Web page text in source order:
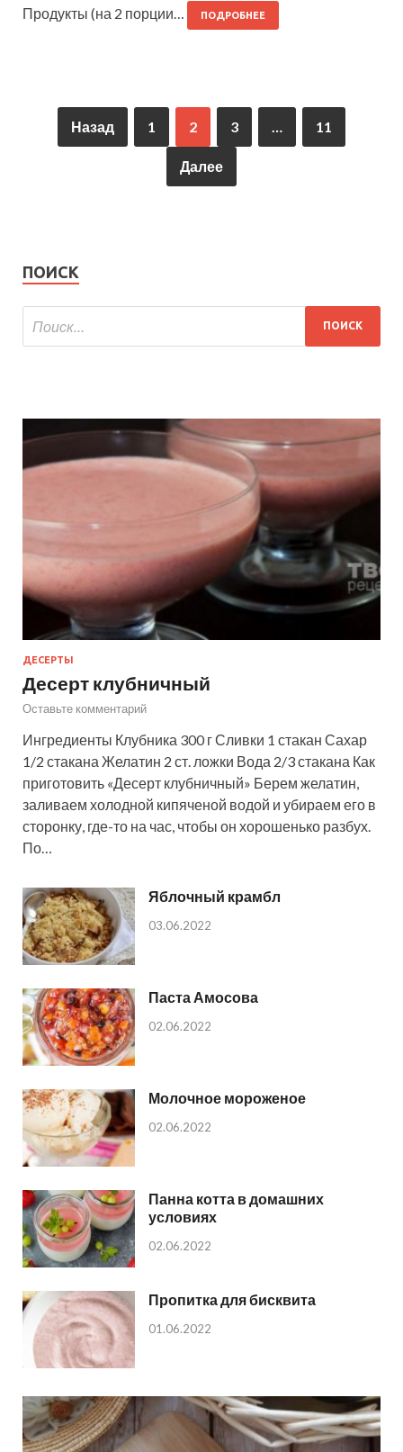
Продукты (на 2 порции… ПОДРОБНЕЕ
Назад 1 2 3 … 11
Далее
ПОИСК
ДЕСЕРТЫ
Десерт клубничный
Оставьте комментарий
Ингредиенты Клубника 300 г Сливки 1 стакан Сахар
1/2 стакана Желатин 2 ст. ложки Вода 2/3 стакана Как
приготовить «Десерт клубничный» Берем желатин,
заливаем холодной кипяченой водой и убираем его в
сторонку, где-то на час, чтобы он хорошенько разбух.
По…
Яблочный крамбл
03.06.2022
Паста Амосова
02.06.2022
Молочное мороженое
02.06.2022
Панна котта в домашних
условиях
02.06.2022
Пропитка для бисквита
01.06.2022